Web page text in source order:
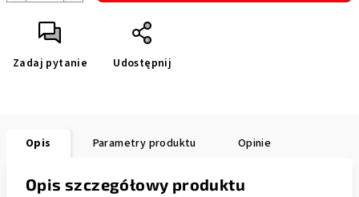
Zadaj pytanie Udostępnij
Opis Parametry produktu Opinie
Opis szczegółowy produktu